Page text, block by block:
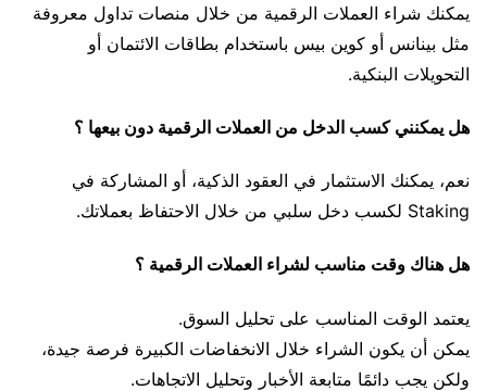
يمكنك شراء العملات الرقمية من خلال منصات تداول معروفة
مثل بينانس أو كوين بيس باستخدام بطاقات الائتمان أو
التحويلات البنكية.
هل يمكنني كسب الدخل من العملات الرقمية دون بيعها ؟
نعم، يمكنك الاستثمار في العقود الذكية، أو المشاركة في
Staking لكسب دخل سلبي من خلال الاحتفاظ بعملاتك.
هل هناك وقت مناسب لشراء العملات الرقمية ؟
يعتمد الوقت المناسب على تحليل السوق.
يمكن أن يكون الشراء خلال الانخفاضات الكبيرة فرصة جيدة،
ولكن يجب دائمًا متابعة الأخبار وتحليل الاتجاهات.